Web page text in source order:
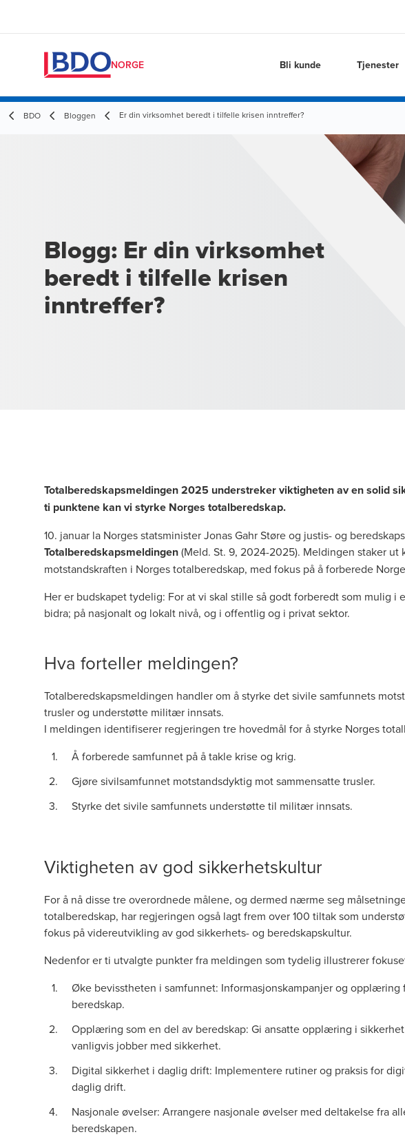
NORGE Bli kunde Tjenester
BDO Bloggen Er din virksomhet beredt i tilfelle krisen inntreffer?
Blogg: Er din virksomhet
beredt i tilfelle krisen
inntreffer?
Totalberedskapsmeldingen 2025 understreker viktigheten av en solid
ti punktene kan vi styrke Norges totalberedskap.
10. januar la Norges statsminister Jonas Gahr Støre og justis- og
Totalberedskapsmeldingen(Meld. St. 9, 2024-2025). Meldingen staker ut
motstandskraften i Norges totalberedskap, med fokus på å forberede
Her er budskapet tydelig: For at vi skal stille så godt forberedt som mulig i
bidra; på nasjonalt og lokalt nivå, og i offentlig og i privat sektor.
Hva forteller meldingen?
Totalberedskapsmeldingen handler om å styrke det sivile samfunnets
trusler og understøtte militær innsats.
I meldingen identifiserer regjeringen tre hovedmål for å styrke Norges
Å forberede samfunnet på å takle krise og krig.
Gjøre sivilsamfunnet motstandsdyktig mot sammensatte trusler.
Styrke det sivile samfunnets understøtte til militær innsats.
Viktigheten av god sikkerhetskultur
For å nå disse tre overordnede målene, og dermed nærme seg
totalberedskap, har regjeringen også lagt frem over 100 tiltak som
fokus på videreutvikling av god sikkerhets- og beredskapskultur.
Nedenfor er ti utvalgte punkter fra meldingen som tydelig illustrerer
Øke bevisstheten i samfunnet: Informasjonskampanjer og opplæring
beredskap.
Opplæring som en del av beredskap: Gi ansatte opplæring i
vanligvis jobber med sikkerhet.
Digital sikkerhet i daglig drift: Implementere rutiner og praksis for
daglig drift.
Nasjonale øvelser: Arrangere nasjonale øvelser med deltakelse fra
beredskapen.